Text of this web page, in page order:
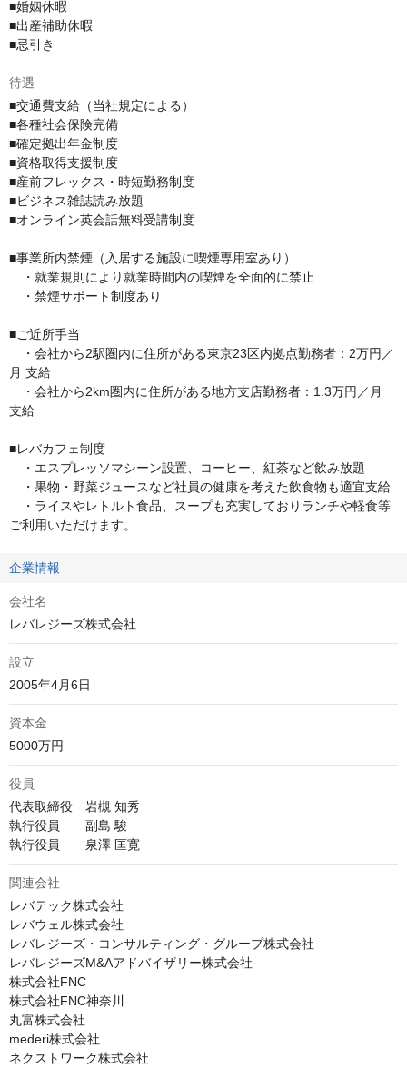
■婚姻休暇
■出産補助休暇
■忌引き
待遇
■交通費支給（当社規定による）
■各種社会保険完備
■確定拠出年金制度
■資格取得支援制度
■産前フレックス・時短勤務制度
■ビジネス雑誌読み放題
■オンライン英会話無料受講制度
■事業所内禁煙（入居する施設に喫煙専用室あり）
・就業規則により就業時間内の喫煙を全面的に禁止
・禁煙サポート制度あり
■ご近所手当
・会社から2駅圏内に住所がある東京23区内拠点勤務者：2万円／
月 支給
・会社から2km圏内に住所がある地方支店勤務者：1.3万円／月
支給
■レバカフェ制度
・エスプレッソマシーン設置、コーヒー、紅茶など飲み放題
・果物・野菜ジュースなど社員の健康を考えた飲食物も適宜支給
・ライスやレトルト食品、スープも充実しておりランチや軽食等
ご利用いただけます。
企業情報
会社名
レバレジーズ株式会社
設立
2005年4月6日
資本金
5000万円
役員
代表取締役　岩槻 知秀
執行役員　　副島 駿
執行役員　　泉澤 匡寛
関連会社
レバテック株式会社
レバウェル株式会社
レバレジーズ・コンサルティング・グループ株式会社
レバレジーズM&Aアドバイザリー株式会社
株式会社FNC
株式会社FNC神奈川
丸富株式会社
mederi株式会社
ネクストワーク株式会社